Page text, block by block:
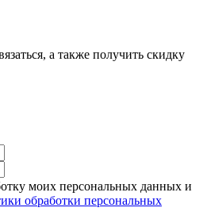
а также получить скидку
моих персональных данных и
обработки персональных